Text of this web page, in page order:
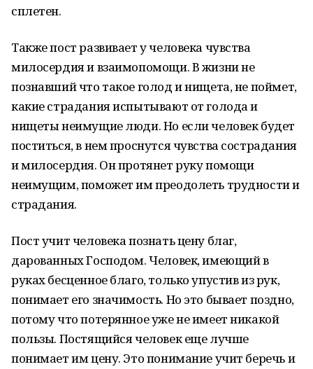
сплетен.
Также пост развивает у человека чувства
милосердия и взаимопомощи. В жизни не
познавший что такое голод и нищета, не поймет,
какие страдания испытывают от голода и
нищеты неимущие люди. Но если человек будет
поститься, в нем проснутся чувства сострадания
и милосердия. Он протянет руку помощи
неимущим, поможет им преодолеть трудности и
страдания.
Пост учит человека познать цену благ,
дарованных Господом. Человек, имеющий в
руках бесценное благо, только упустив из рук,
понимает его значимость. Но это бывает поздно,
потому что потерянное уже не имеет никакой
пользы. Постящийся человек еще лучше
понимает им цену. Это понимание учит беречь и